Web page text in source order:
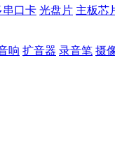
串口卡 光盘片 主板芯
响 扩音器 录音笔 摄